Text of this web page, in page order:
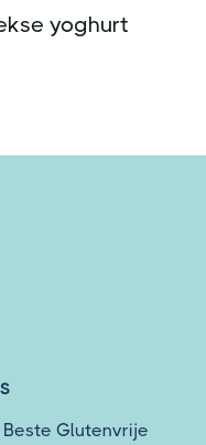
yoghurt
Glutenvrije